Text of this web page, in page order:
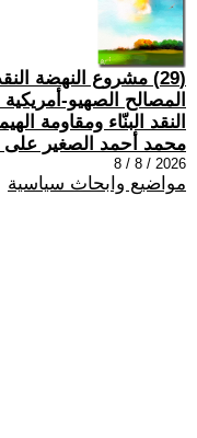
(29) مشروع النهضة
المصالح الصهيو-
النقد البنّاء ومقاومة
محمد أحمد الصغير على
2026 / 8 / 8
مواضيع وابحاث سياسية